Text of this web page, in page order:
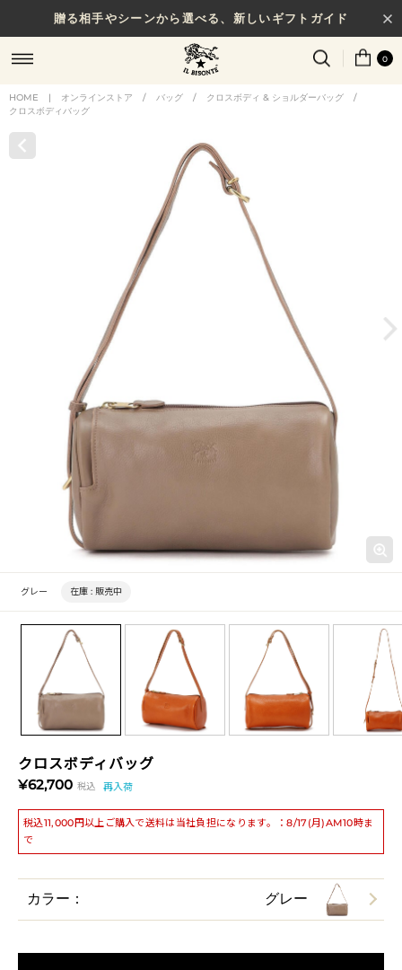
贈る相手やシーンから選べる、新しいギフトガイド
NEW IN｜COLOR LEATHER 0
HOME | オンラインストア / バッグ / クロスボディ & ショルダーバッグ
/
クロスボディバッグ
クロスボディバッグ
¥62,700 税込 再入荷
税込11,000円以上ご購入で送料は当社負担になります。：8/17(月)AM10時ま
で
グレー 在庫 : 販売中
カラー： グレー